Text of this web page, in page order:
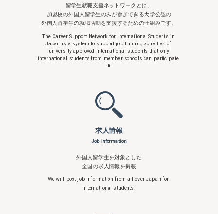
留学生就職支援ネットワークとは、
加盟校の外国人留学生のみが参加できる大学公認の
外国人留学生の就職活動を支援するための仕組みです。
The Career Support Network for International Students in
Japan is a system to supportjob hunting activities of
university-approved international students that only
international students from member schools can participate
in.
求人情報
Job Information
外国人留学生を対象とした
全国の求人情報を掲載
We will post job information from all over Japan for
international students.